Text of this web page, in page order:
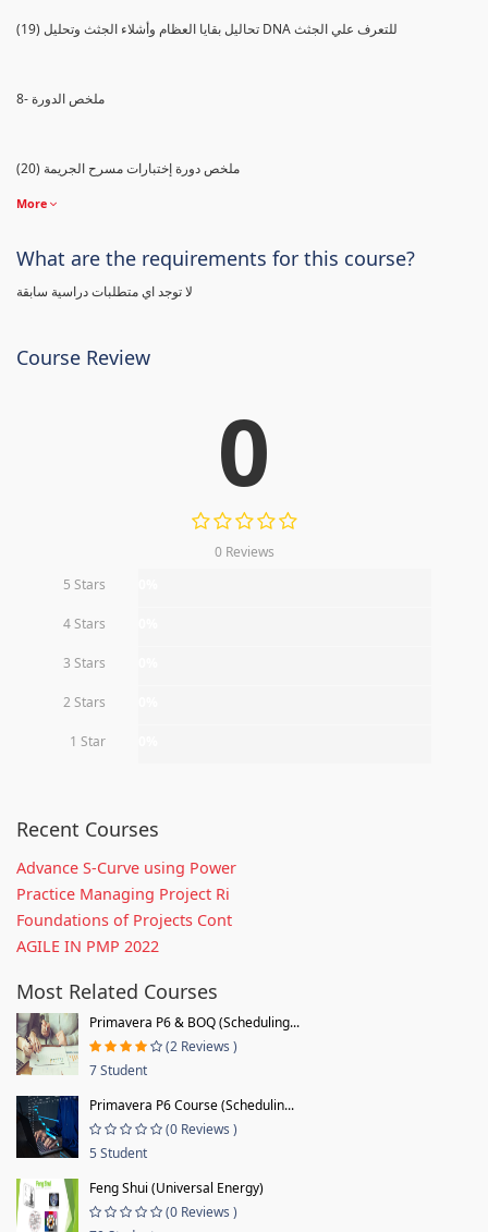
(19) تحاليل بقايا العظام وأشلاء الجثث وتحليل DNA للتعرف علي الجثث
8- ملخص الدورة
(20) ملخص دورة إختبارات مسرح الجريمة
More
What are the requirements for this course?
لا توجد اي متطلبات دراسية سابقة
Course Review
0
0 Reviews
5 Stars
4 Stars
3 Stars
2 Stars
1 Star
Recent Courses
Advance S-Curve using Power
Practice Managing Project Ri
Foundations of Projects Cont
AGILE IN PMP 2022
Most Related Courses
Primavera P6 & BOQ (Scheduling...
(2 Reviews )
7 Student
Primavera P6 Course (Schedulin...
(0 Reviews )
5 Student
Feng Shui (Universal Energy)
(0 Reviews )